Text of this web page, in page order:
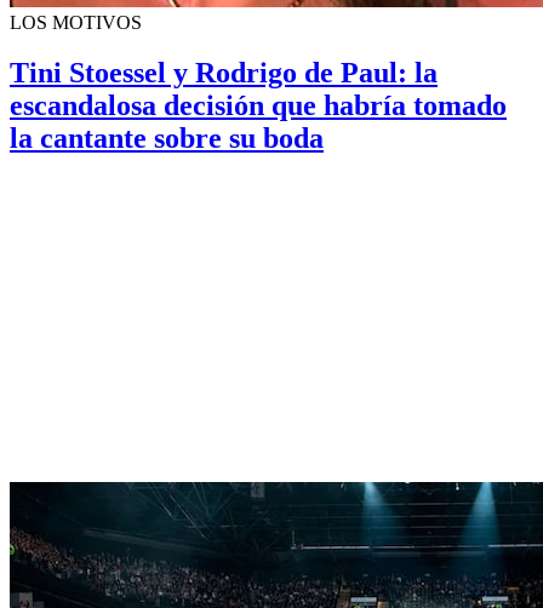
LOS MOTIVOS
Tini Stoessel y Rodrigo de Paul: la
escandalosa decisión que habría tomado
la cantante sobre su boda